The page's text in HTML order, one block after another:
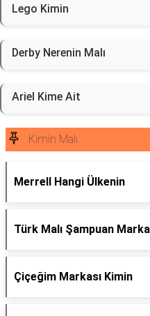
Lego Kimin
Derby Nerenin Malı
Ariel Kime Ait
Kimin Malı
Merrell Hangi Ülkenin
Türk Malı Şampuan
Çiçeğim Markası Kimin